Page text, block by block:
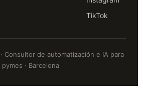
TikTok
Consultor de automatización e IA para
pymes · Barcelona